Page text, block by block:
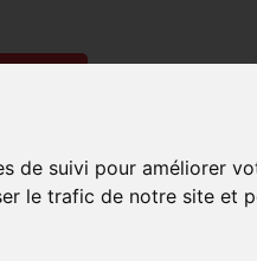
de suivi pour améliorer
le trafic de notre site et
Homme Accessoires